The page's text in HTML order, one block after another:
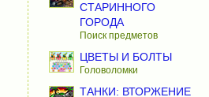
СТАРИННОГО
ГОРОДА
Поиск предметов
ЦВЕТЫ И БОЛТЫ
Головоломки
ТАНКИ: ВТОРЖЕНИЕ